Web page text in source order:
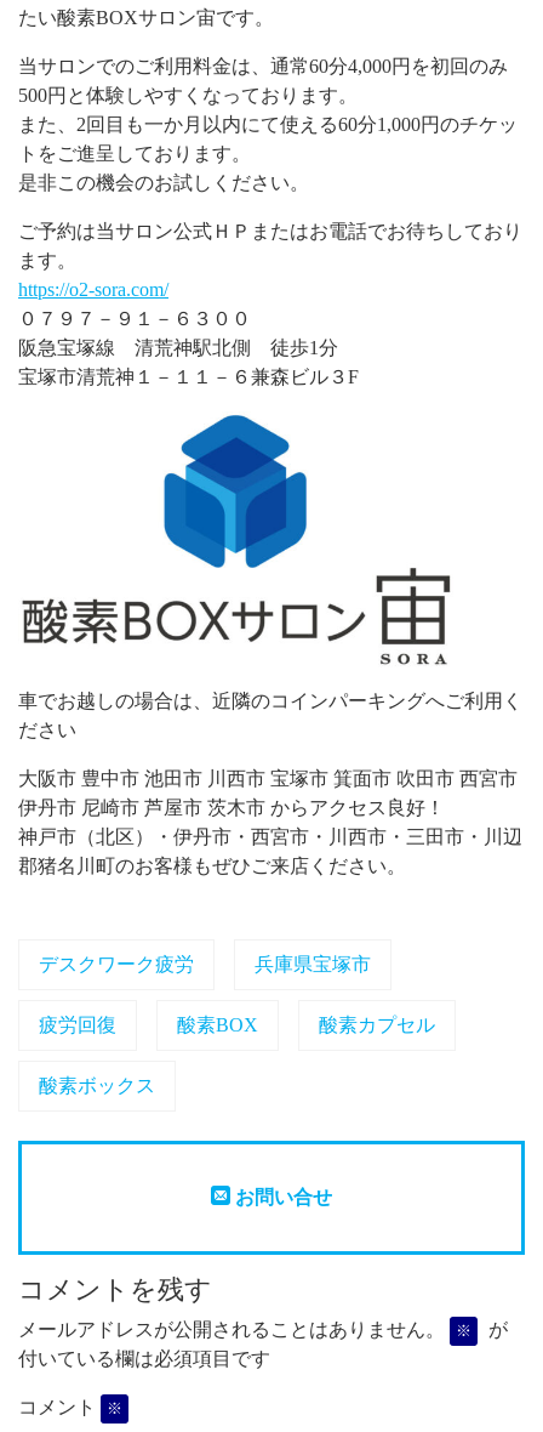
たい酸素BOXサロン宙です。
当サロンでのご利用料金は、通常60分4,000円を初回のみ
500円と体験しやすくなっております。
また、2回目も一か月以内にて使える60分1,000円のチケッ
トをご進呈しております。
是非この機会のお試しください。
ご予約は当サロン公式ＨＰまたはお電話でお待ちしており
ます。
https://o2-sora.com/
０７９７－９１－６３００
阪急宝塚線 清荒神駅北側 徒歩1分
宝塚市清荒神１－１１－６兼森ビル３F
車でお越しの場合は、近隣のコインパーキングへご利用く
ださい
大阪市 豊中市 池田市 川西市 宝塚市 箕面市 吹田市 西宮市
伊丹市 尼崎市 芦屋市 茨木市 からアクセス良好！
神戸市（北区）・伊丹市・西宮市・川西市・三田市・川辺
郡猪名川町のお客様もぜひご来店ください。
デスクワーク疲労 兵庫県宝塚市
疲労回復 酸素BOX 酸素カプセル
酸素ボックス
お問い合せ
コメントを残す
メールアドレスが公開されることはありません。 ※
が
付いている欄は必須項目です
コメント ※